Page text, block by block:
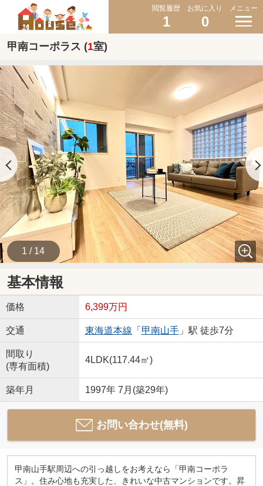
閲覧履歴
1
お気に入り
0
メニュー
甲南コーポラス (1室)
1 / 14
基本情報
価格 6,399万円
交通 東海道本線 「 甲南山手」駅 徒歩7分
間取り
(専有面積)
4LDK(117.44㎡)
築年月 1997年 7月(築29年)
お問い合わせ(無料)
甲南山手駅周辺への引っ越しをお考えなら「甲南コーポラ
ス」。住み心地も充実した、きれいな中古マンションです。昇